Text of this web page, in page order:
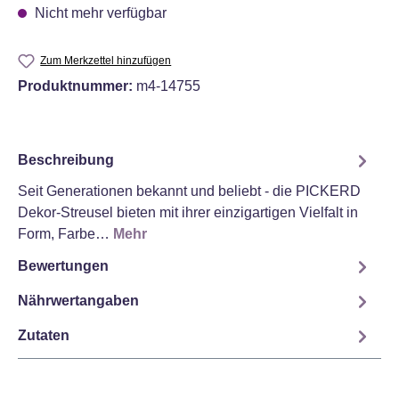
Nicht mehr verfügbar
Zum Merkzettel hinzufügen
Produktnummer: m4-14755
Beschreibung
Seit Generationen bekannt und beliebt - die PICKERD
Dekor-Streusel bieten mit ihrer einzigartigen Vielfalt in
Form, Farbe… Mehr
Bewertungen
Nährwertangaben
Zutaten